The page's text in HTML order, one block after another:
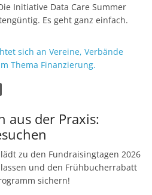
Initiative Data Care Summer
Es geht ganz einfach.
aus der Praxis:
zu den Fundraisingtagen 2026
und den Frühbucherrabatt
sichern!